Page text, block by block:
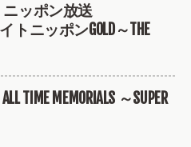
ニッポン放送
ニッポンGOLD～THE
TIME MEMORIALS ～SUPER